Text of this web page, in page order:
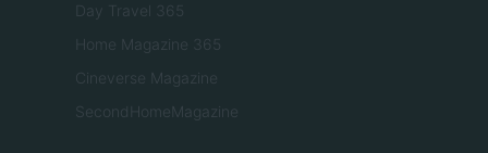
Day Travel 365
Home Magazine 365
Cineverse Magazine
SecondHomeMagazine